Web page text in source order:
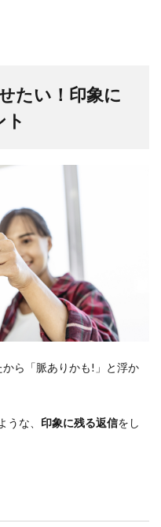
たい！印象に
ら「脈ありかも!」と浮か
な、 印象に残る返信をし